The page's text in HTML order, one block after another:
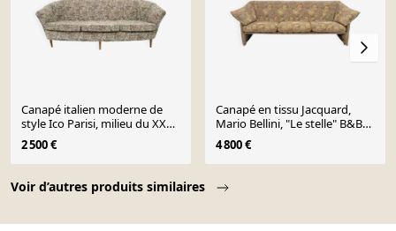
Voir d’autres produits similaires
Canapé italien moderne de
style Ico Parisi, milieu du XXe
siècle, années 1950
2 500 €
Canapé en tissu Jacquard,
Mario Bellini, "Le stelle" B&B
Italia, 1970
4 800 €